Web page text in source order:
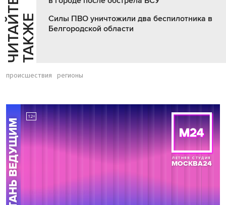
Ч
И
Т
АЙ
Т
Е
Т
А
К
ЖЕ
Силы ПВО уничтожили два беспилотника в
Белгородской области
происшествия регионы